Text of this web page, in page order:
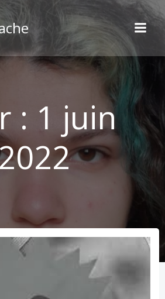
contenu
: 1 juin